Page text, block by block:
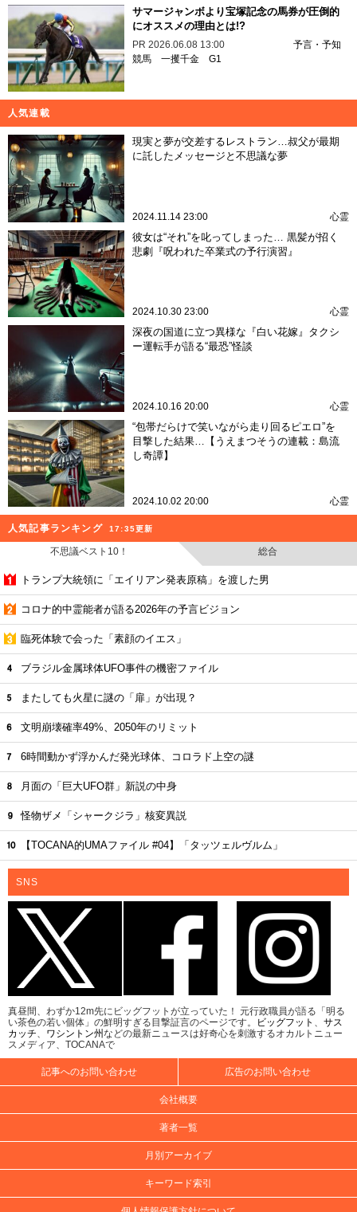
サマージャンボより宝塚記念の馬券が圧倒的
にオススメの理由とは!?
PR 2026.06.08 13:00
予言・予知
競馬 一攫千金 G1
人気連載
現実と夢が交差するレストラン…叔父が最期
に託したメッセージと不思議な夢
2024.11.14 23:00 心霊
彼女は“それ”を叱ってしまった… 黒髪が招く
悲劇『呪われた卒業式の予行演習』
2024.10.30 23:00 心霊
深夜の国道に立つ異様な『白い花嫁』タクシ
ー運転手が語る“最恐”怪談
2024.10.16 20:00 心霊
“包帯だらけで笑いながら走り回るピエロ”を
目撃した結果…【うえまつそうの連載：島流
し奇譚】
2024.10.02 20:00 心霊
人気記事ランキング 17:35更新
不思議ベスト10！ 総合
トランプ大統領に「エイリアン発表原稿」を渡した男
コロナ的中霊能者が語る2026年の予言ビジョン
臨死体験で会った「素顔のイエス」
ブラジル金属球体UFO事件の機密ファイル
またしても火星に謎の「扉」が出現？
文明崩壊確率49%、2050年のリミット
6時間動かず浮かんだ発光球体、コロラド上空の謎
月面の「巨大UFO群」新説の中身
怪物ザメ「シャークジラ」核変異説
【TOCANA的UMAファイル #04】「タッツェルヴルム」
SNS
真昼間、わずか12m先にビッグフットが立っていた！ 元行政職員が語る「明る
い茶色の若い個体」の鮮明すぎる目撃証言のページです。
ビッグフット
サス
カッチ
ワシントン州などの最新ニュースは好奇心を刺激するオカルトニュー
スメディア、TOCANAで
記事へのお問い合わせ 広告のお問い合わせ
会社概要
著者一覧
月別アーカイブ
キーワード索引